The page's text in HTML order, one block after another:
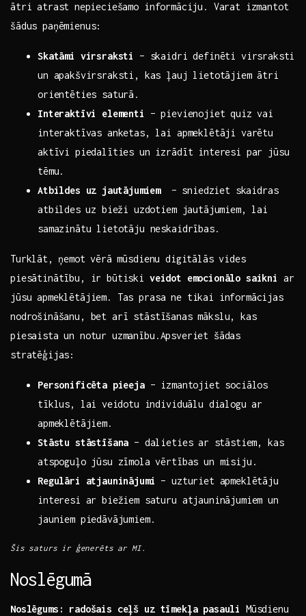
ātri atrast⁣ nepieciešamo informāciju. Varat ​izmantot
šādus paņēmienus:
Skatāmi virsraksti
– skaidri definēti virsraksti
un apakšvirsraksti, kas‌ ļauj lietotājiem⁣ ātri
orientēties saturā.
Interaktīvi​ elementi
– pievienojiet quiz vai
interaktīvas anketas,‌ lai apmeklētāji varētu⁣
aktīvi piedalīties un izrādīt ‌interesi par jūsu
tēmu.
Atbildes uz ⁢jautājumiem⁣ – sniedziet skaidras
atbildes ⁤uz bieži uzdotiem jautājumiem, lai
samazinātu lietotāju neskaidrības.
Turklāt,⁢ ņemot ⁣vērā mūsdienu digitālās vides
piesātinātību, ir būtiski veidot emocionālo saikni ar
jūsu apmeklētājiem. Tas prasa ne‍ tikai informācijas
nodrošināšanu, bet arī stāstīšanas mākslu,​ kas
piesaista un notur uzmanību.Apsveriet šādas
stratēģijas:
Personificēta pieeja– izmantojiet‍ sociālos
tīklus, lai ⁣veidotu individuālu dialogu ar
apmeklētājiem.
Stāstu stāstīšana – dalieties ar⁢ stāstiem, kas
atspoguļo jūsu zīmola vērtības un misiju.
Regulāri atjauninājumi – uzturiet apmeklētāju
interesi ar biežiem saturu atjauninājumiem un
jauniem piedāvājumiem.
Šis saturs ir‍ ģenerēts ar MI.
Noslēgumā
Noslēgums: radošais ceļš uz‍ tīmekļa pasauli Mūsdienu